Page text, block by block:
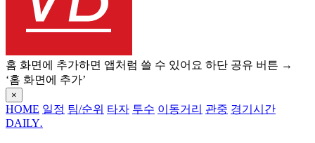
홈 화면에 추가하면 앱처럼 쓸 수 있어요 하단 공유 버튼 →
‘홈 화면에 추가’
×
HOME 일정 팀/순위 타자 투수 이동거리 관중 경기시간
DAILY.